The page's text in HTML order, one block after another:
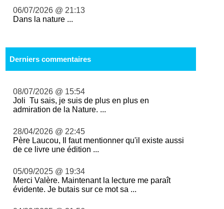
06/07/2026 @ 21:13
Dans la nature ...
Derniers commentaires
08/07/2026 @ 15:54
Joli Tu sais, je suis de plus en plus en
admiration de la Nature. ...
28/04/2026 @ 22:45
Père Laucou, Il faut mentionner qu'il existe aussi
de ce livre une édition ...
05/09/2025 @ 19:34
Merci Valère. Maintenant la lecture me paraît
évidente. Je butais sur ce mot sa ...